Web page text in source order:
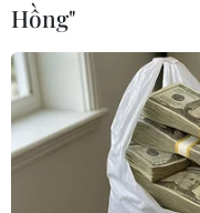
#Binh sỹ #Thiệt
#Giảm căng thẳng
Hồng"